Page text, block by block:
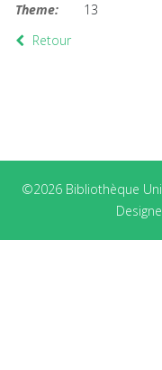
Theme:
13
Retour
©2026 Bibliothèque